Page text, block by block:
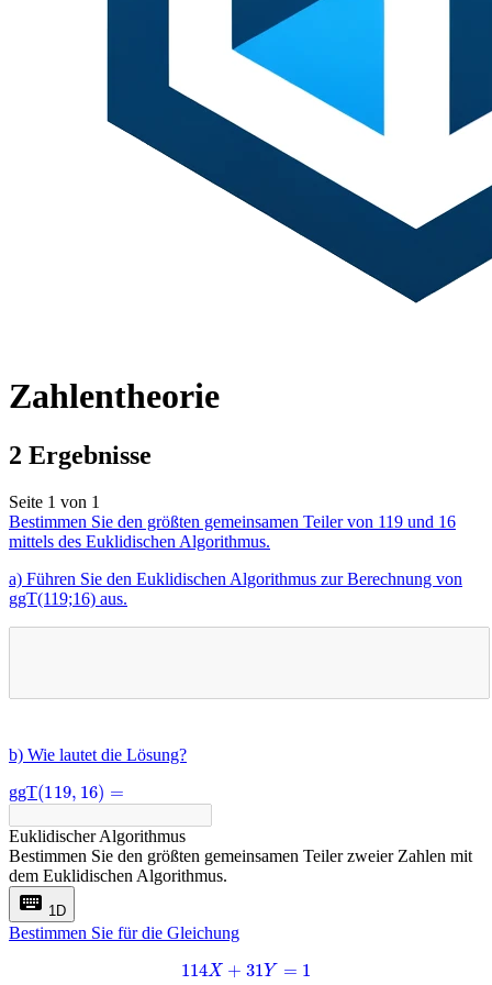
Zahlentheorie
2 Ergebnisse
Seite 1 von 1
Bestimmen Sie den größten gemeinsamen Teiler von 119 und 16
mittels des Euklidischen Algorithmus.
a) Führen Sie den Euklidischen Algorithmus zur Berechnung von
ggT(119;16) aus.
b) Wie lautet die Lösung?
ggT(119 16)
Euklidischer Algorithmus
Bestimmen Sie den größten gemeinsamen Teiler zweier Zahlen mit
dem Euklidischen Algorithmus.
keyboard 1D
Bestimmen Sie für die Gleichung
114X+ 31Y